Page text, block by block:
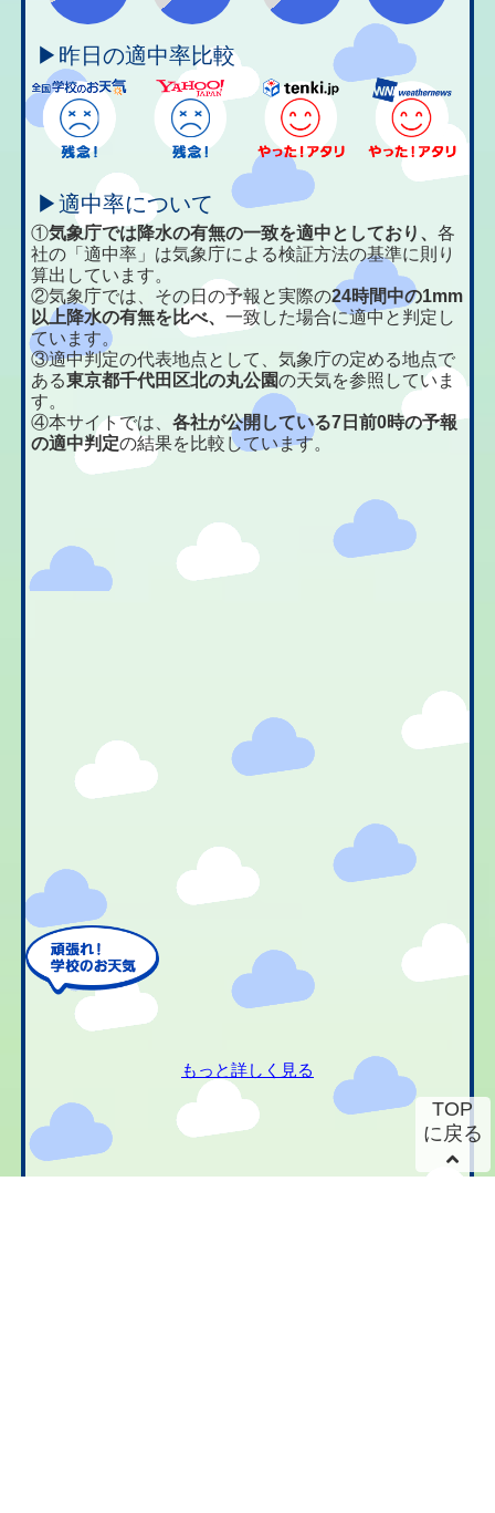
▶昨日の適中率比較
▶適中率について
①気象庁では降水の有無の一致を適中としており、各
社の「適中率」は気象庁による検証方法の基準に則り
算出しています。
②気象庁では、その日の予報と実際の24時間中の1mm
以上降水の有無を比べ、一致した場合に適中と判定し
ています。
③適中判定の代表地点として、気象庁の定める地点で
ある東京都千代田区北の丸公園の天気を参照していま
す。
④本サイトでは、各社が公開している7日前0時の予報
の適中判定の結果を比較しています。
もっと詳しく見る
TOP
に戻る